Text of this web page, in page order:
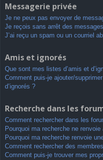
Messagerie privée
Je ne peux pas envoyer de
Je reçois sans arrêt des
J’ai reçu un spam ou un courriel
Amis et ignorés
Que sont mes listes d’amis et
Comment puis-je ajouter/
d’ignorés ?
Recherche dans les
Comment rechercher dans les
Pourquoi ma recherche ne
Pourquoi ma recherche renvoie
Comment rechercher des
Comment puis-je trouver mes